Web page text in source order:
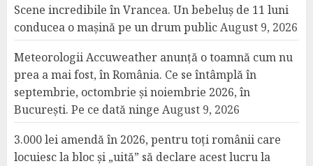
Scene incredibile în Vrancea. Un bebeluș de 11 luni
conducea o mașină pe un drum publicAugust 9, 2026
Meteorologii Accuweather anunță o toamnă cum nu
prea a mai fost, în România. Ce se întâmplă în
septembrie, octombrie și noiembrie 2026, în
București. Pe ce dată ninge August 9, 2026
3.000 lei amendă în 2026, pentru toți românii care
locuiesc la bloc și „uită” să declare acest lucru la